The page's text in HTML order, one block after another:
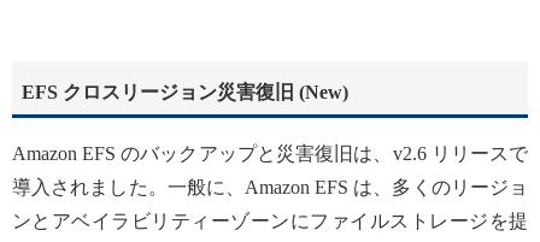
EFS クロスリージョン災害復旧 (New)
Amazon EFS のバックアップと災害復旧は、v2.6 リリースで
導入されました。一般に、Amazon EFS は、多くのリージョ
ンとアベイラビリティーゾーンにファイルストレージを提